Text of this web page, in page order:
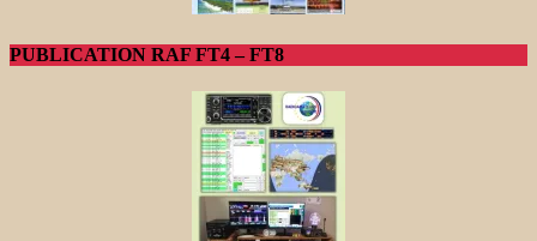
PUBLICATION RAF FT4 – FT8